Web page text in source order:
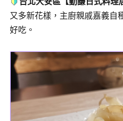
又多新花樣，主廚親戚嘉義
好吃。